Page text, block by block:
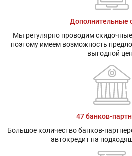
Дополнительные
Мы регулярно проводим
поэтому имеем возможность
выгодной
47 банков-
Большое количество банков-
автокредит на